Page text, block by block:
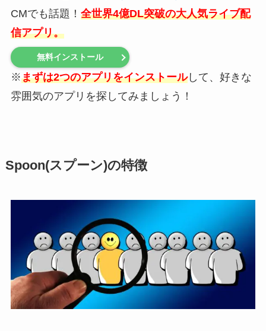
CMでも話題！ 全世界4億DL突破の大人気ライブ配
信アプリ。
無料インストール
※まずは2つのアプリをインストールして、好きな
雰囲気のアプリを探してみましょう！
Spoon(スプーン)の特徴